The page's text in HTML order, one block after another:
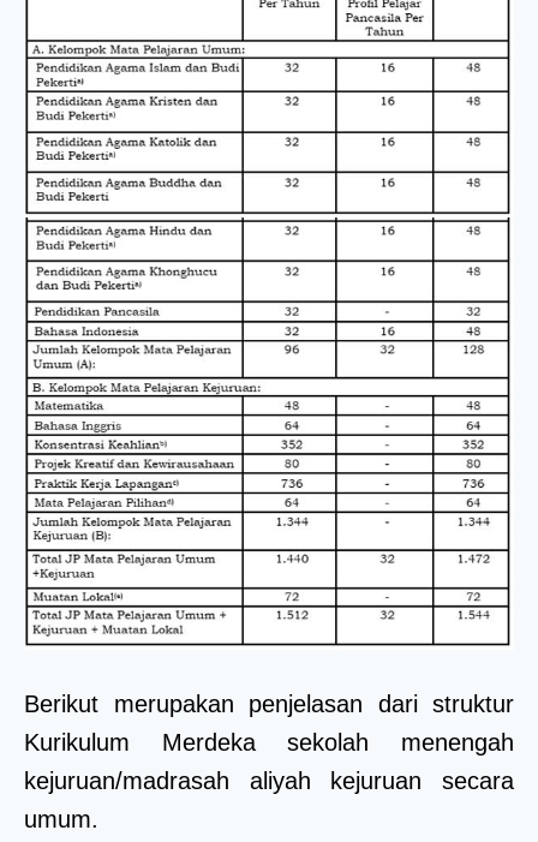
Berikut merupakan penjelasan dari struktur
Kurikulum Merdeka sekolah menengah
kejuruan/madrasah aliyah kejuruan secara
umum.